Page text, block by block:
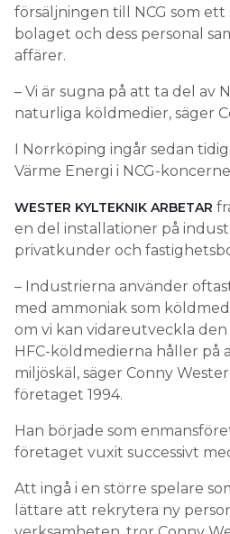
försäljningen till NCG som
bolaget och dess personal
affärer.
– Vi är sugna på att ta del av
naturliga köldmedier, säger
I Norrköping ingår sedan
Värme Energi i NCG-
WESTER KYLTEKNIK ARBETAR
en del installationer på
privatkunder och
– Industrierna använder
med ammoniak som
om vi kan vidareutveckla
HFC-köldmedierna håller på
miljöskäl, säger Conny
företaget 1994.
Han började som
företaget vuxit successivt
Att ingå i en större spelare
lättare att rekrytera ny